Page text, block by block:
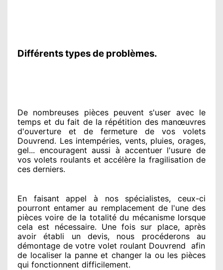
Différents types de problèmes.
De nombreuses pièces peuvent s'user avec le
temps et du fait de la répétition des manœuvres
d'ouverture et de fermeture de vos volets
Douvrend. Les intempéries, vents, pluies, orages,
gel... encouragent aussi à accentuerl'usure de
vos volets roulants et accélère la fragilisation de
ces derniers.
En faisant appel à nos spécialistes, ceux-ci
pourront entamer au remplacement de l'une des
pièces voire de la totalitédu mécanisme lorsque
cela est nécessaire. Une fois sur place, après
avoir établi un devis, nous procéderons au
démontage de votre volet roulant Douvrend
afin
de localiser la panne et changerla ou les pièces
qui fonctionnent difficilement.